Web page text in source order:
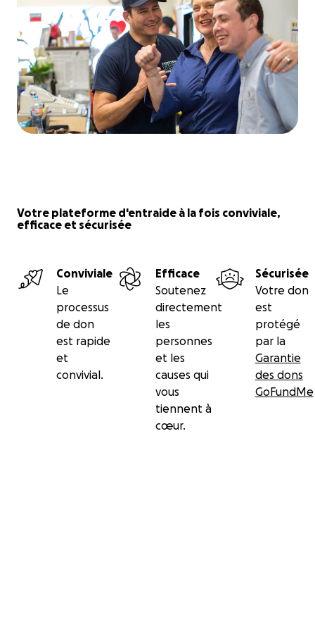
Votre plateforme d'entraide à la fois conviviale,
efficace et sécurisée
Conviviale
Le
processus
de don
est rapide
et
convivial.
Efficace
Soutenez
directement
les
personnes
et les
causes qui
vous
tiennent à
cœur.
Sécurisée
Votre don
est
protégé
par la
Garantie
des dons
GoFundMe